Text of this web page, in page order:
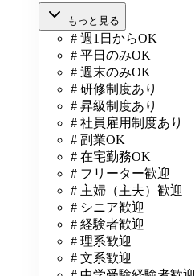
もっと見る
# 週1日からOK
# 平日のみOK
# 週末のみOK
# 研修制度あり
# 昇級制度あり
# 社員雇用制度あり
# 副業OK
# 在宅勤務OK
# フリーター歓迎
# 主婦（主夫）歓迎
# シニア歓迎
# 経験者歓迎
# 理系歓迎
# 文系歓迎